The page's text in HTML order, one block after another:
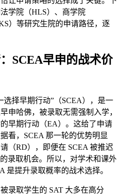
学院（HLS）、商学院
）等研究生院的申请路径，逐
SCEA早申的战术价
选择早期行动”（SCEA），是一
申哈佛，被录取无需强制入学，
早期行动（EA）。这给了申请
看，SCEA 那一轮的优势明显
RD），即便在 SCEA 被推迟
录取机会。所以，对学术和课外
是提升录取概率的战术选择。
录取学生的 SAT 大多在高分